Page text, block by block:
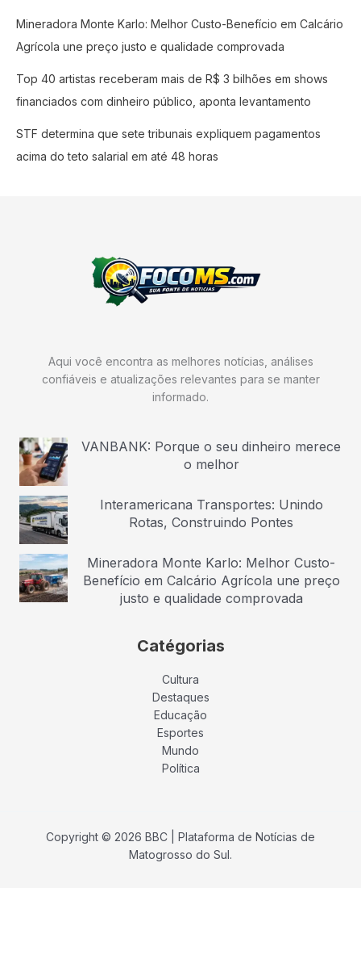
Mineradora Monte Karlo: Melhor Custo-Benefício em Calcário
Agrícola une preço justo e qualidade comprovada
Top 40 artistas receberam mais de R$ 3 bilhões em shows
financiados com dinheiro público, aponta levantamento
STF determina que sete tribunais expliquem pagamentos
acima do teto salarial em até 48 horas
Aqui você encontra as melhores notícias, análises
confiáveis e atualizações relevantes para se manter
informado.
VANBANK: Porque o seu dinheiro merece
o melhor
Interamericana Transportes: Unindo
Rotas, Construindo Pontes
Mineradora Monte Karlo: Melhor Custo-
Benefício em Calcário Agrícola une preço
justo e qualidade comprovada
Catégorias
Cultura
Destaques
Educação
Esportes
Mundo
Política
Copyright © 2026 BBC | Plataforma de Notícias de
Matogrosso do Sul.